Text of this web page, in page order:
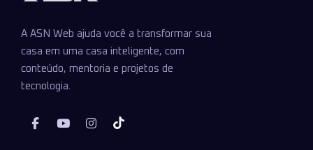
A ASN Web ajuda você a transformar sua
casa em uma casa inteligente, com
conteúdo, mentoria e projetos de
tecnologia.